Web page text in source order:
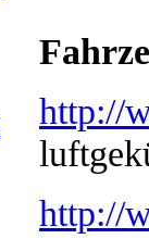
http://
http://